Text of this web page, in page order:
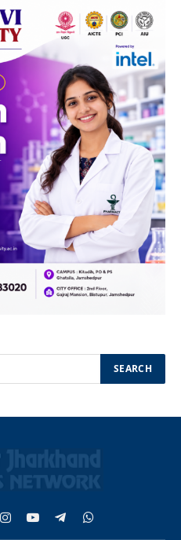
Instagram
YouTubeTelegramWhatsApp